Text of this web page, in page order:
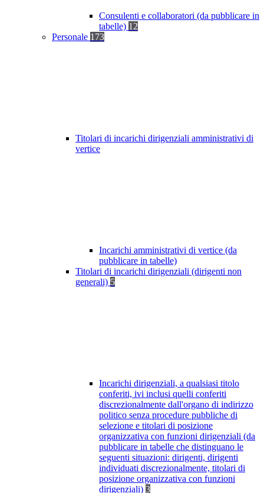
Consulenti e collaboratori (da pubblicare in
tabelle) 12
Personale 173
Titolari di incarichi dirigenziali amministrativi di
vertice
Incarichi amministrativi di vertice (da
pubblicare in tabelle)
Titolari di incarichi dirigenziali (dirigenti non
generali) 5
Incarichi dirigenziali, a qualsiasi titolo
conferiti, ivi inclusi quelli conferiti
discrezionalmente dall'organo di indirizzo
politico senza procedure pubbliche di
selezione e titolari di posizione
organizzativa con funzioni dirigenziali (da
pubblicare in tabelle che distinguano le
seguenti situazioni: dirigenti, dirigenti
individuati discrezionalmente, titolari di
posizione organizzativa con funzioni
dirigenziali) 3